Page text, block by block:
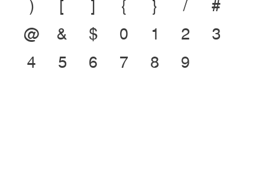
@
& $ 0 1 2
3
4
5 6 7 8 9